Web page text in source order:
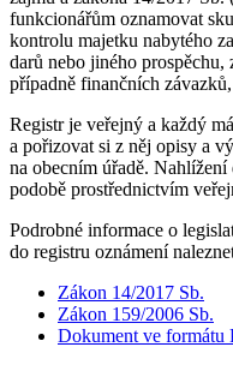
funkcionářům oznamovat
kontrolu majetku nabytého
darů nebo jiného
případně finančních
Registr je veřejný a každý
a pořizovat si z něj opisy a
na obecním úřadě.
podobě prostřednictvím
Podrobné informace o
do registru oznámení
Zákon 14/2017 Sb.
Zákon 159/2006 Sb.
Dokument ve formátu